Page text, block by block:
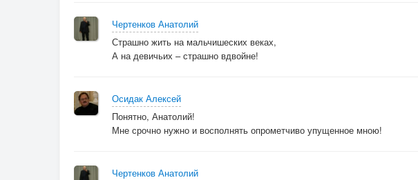
Чертенков Анатолий
Страшно жить на мальчишеских веках,
А на девичьих – страшно вдвойне!
Осидак Алексей
Понятно, Анатолий!
Мне срочно нужно и восполнять опрометчиво упущенное мною!
Чертенков Анатолий